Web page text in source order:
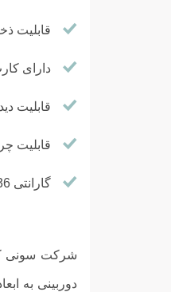
قابلیت ذخیره 1000
دارای
قابلیت
قابلیت
گارانتی 36 ماهه
شرکت سونی که
دوربینی به